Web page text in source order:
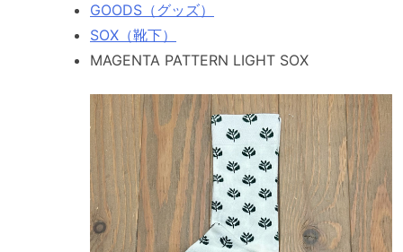
GOODS（グッズ）
SOX（靴下）
MAGENTA PATTERN LIGHT SOX